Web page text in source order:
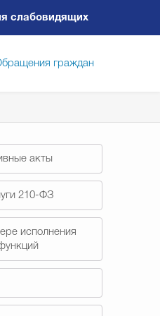
слабовидящих
граждан
Городского округа
информируют
акты
210-ФЗ
исполнения